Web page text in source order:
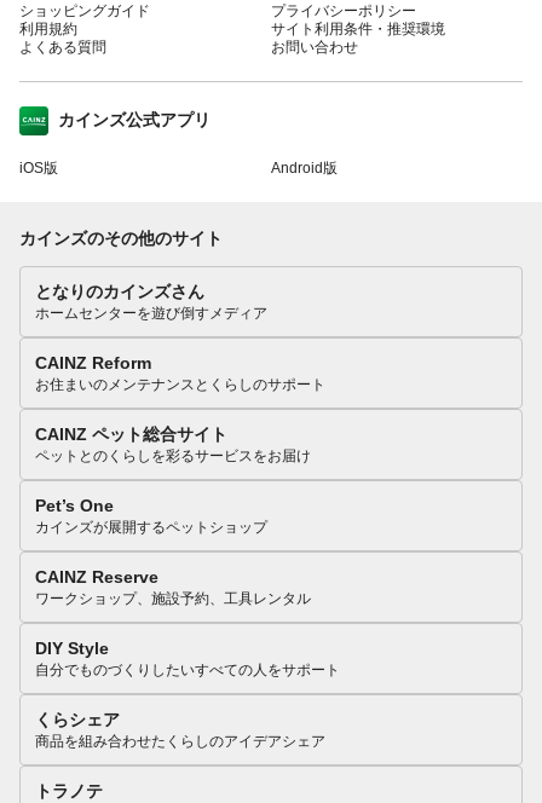
ショッピングガイド
利用規約
よくある質問
プライバシーポリシー
サイト利用条件・推奨環境
お問い合わせ
カインズ公式アプリ
iOS版 Android版
カインズのその他のサイト
となりのカインズさん
ホームセンターを遊び倒すメディア
CAINZ Reform
お住まいのメンテナンスとくらしのサポート
CAINZ ペット総合サイト
ペットとのくらしを彩るサービスをお届け
Pet’s One
カインズが展開するペットショップ
CAINZ Reserve
ワークショップ、施設予約、工具レンタル
DIY Style
自分でものづくりしたいすべての人をサポート
くらシェア
商品を組み合わせたくらしのアイデアシェア
トラノテ